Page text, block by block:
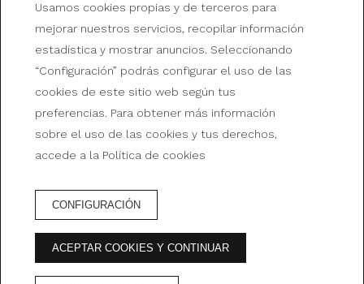
BRISTOL HOTEL
Cerrito 286 (C1010AAF) Ciudad de Buenos Aires
Argentina
(+54 11) 5252-6400
reservas@hotelbristol.com.ar
¿CÓMO LLEGAR?
Usamos cookies propias y de terceros para
mejorar nuestros servicios, recopilar información
estadística y mostrar anuncios. Seleccionando
“Configuración” podrás configurar el uso de las
cookies de este sitio web según tus
preferencias. Para obtener más información
sobre el uso de las cookies y tus derechos,
accede a la Política de cookies
CONFIGURACIÓN
ACEPTAR COOKIES Y CONTINUAR